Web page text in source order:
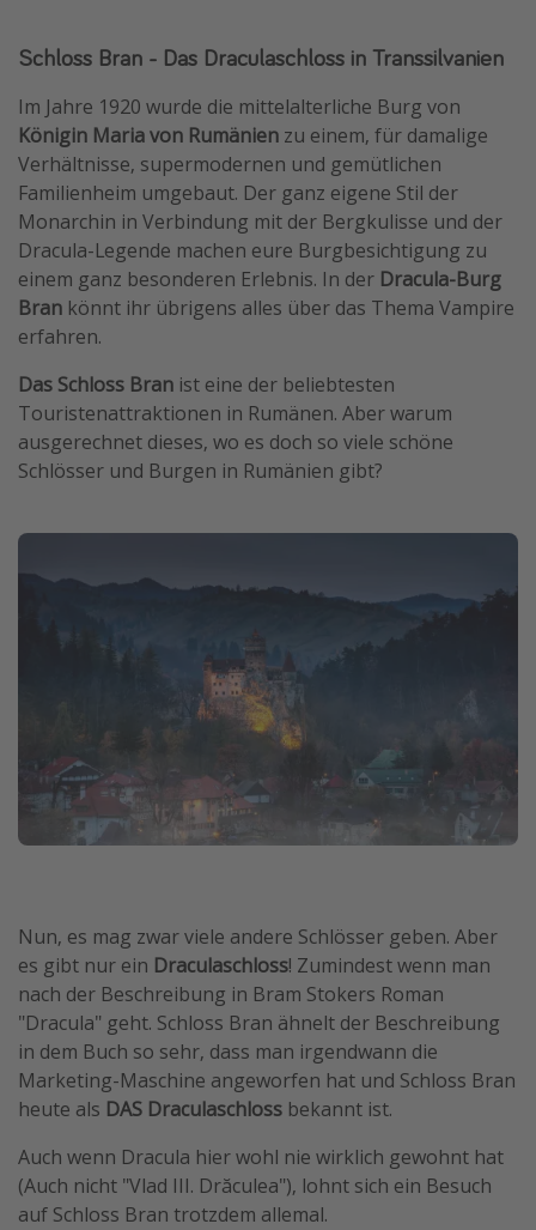
Schloss Bran - Das Draculaschloss in Transsilvanien
Im Jahre 1920 wurde die mittelalterliche Burg von
Königin Maria von Rumänien zu einem, für damalige
Verhältnisse, supermodernen und gemütlichen
Familienheim umgebaut. Der ganz eigene Stil der
Monarchin in Verbindung mit der Bergkulisse und der
Dracula-Legende machen eure Burgbesichtigung zu
einem ganz besonderen Erlebnis. In der Dracula-Burg
Bran könnt ihr übrigens alles über das Thema Vampire
erfahren.
Das Schloss Bran ist eine der beliebtesten
Touristenattraktionen in Rumänen. Aber warum
ausgerechnet dieses, wo es doch so viele schöne
Schlösser und Burgen in Rumänien gibt?
Nun, es mag zwar viele andere Schlösser geben. Aber
es gibt nur ein Draculaschloss! Zumindest wenn man
nach der Beschreibung in Bram Stokers Roman
"Dracula" geht. Schloss Bran ähnelt der Beschreibung
in dem Buch so sehr, dass man irgendwann die
Marketing-Maschine angeworfen hat und Schloss Bran
heute als DAS Draculaschloss bekannt ist.
Auch wenn Dracula hier wohl nie wirklich gewohnt hat
(Auch nicht "Vlad III. Drăculea"), lohnt sich ein Besuch
auf Schloss Bran trotzdem allemal.